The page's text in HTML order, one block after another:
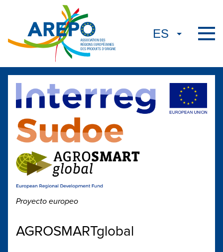
Proyecto europeo
AGROSMARTglobal